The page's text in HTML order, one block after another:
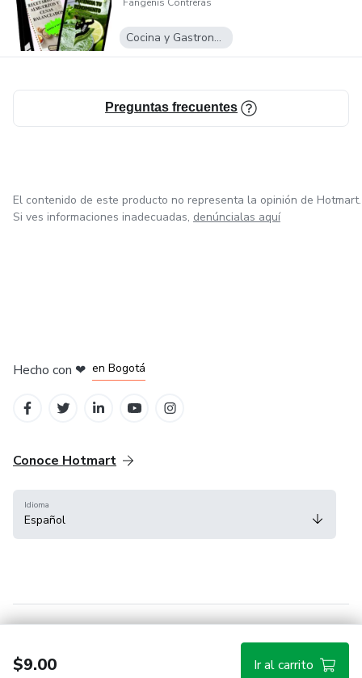
Cocina y Gastronomía
Preguntas frecuentes
$9.00 Ir al carrito
El contenido de este producto no representa la opinión de Hotmart.
Si ves informaciones inadecuadas, denúncialas aquí
Hecho con ❤ en Bogotá
Conoce Hotmart
Idioma
Español